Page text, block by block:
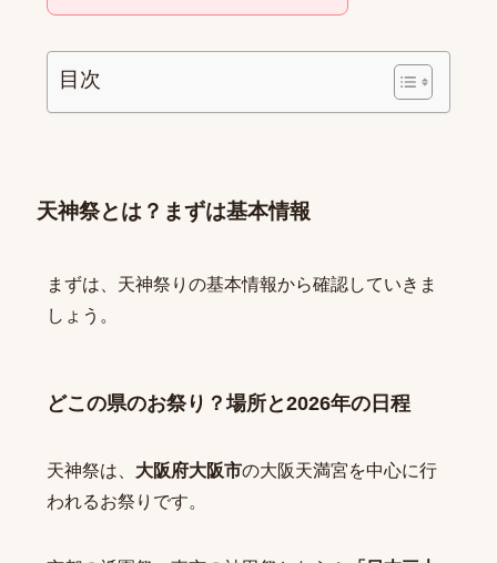
目次
天神祭とは？まずは基本情報
まずは、天神祭りの基本情報から確認していきま
しょう。
どこの県のお祭り？場所と2026年の日程
天神祭は、 大阪府大阪市の大阪天満宮を中心に行
われるお祭りです。